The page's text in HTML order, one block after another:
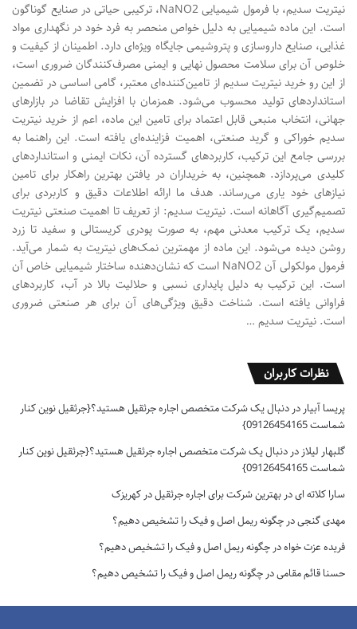
نیتریت سدیم، با فرمول شیمیایی NaNO2، ترکیبی حیاتی در صنایع گوناگون
است. این ماده شیمیایی به دلیل خواص منحصر به فرد خود در نگهداری مواد
غذایی، صنایع داروسازی و پتروشیمی جایگاه ویژه‌ای دارد. اطمینان از کیفیت و
خلوص آن برای سلامت محصول نهایی و ایمنی مصرف‌کنندگان ضروری است،
از این رو خرید نیتریت سدیم از تامین‌کننده‌ای معتبر، گامی اساسی در تضمین
استانداردهای تولید محسوب می‌شود. همزمان با افزایش تقاضا در بازارهای
جهانی، انتخاب منبعی قابل اعتماد برای تامین این ماده، اعم از خرید نیتریت
سدیم خوراکی و گرید صنعتی، اهمیت فزاینده‌ای یافته است. این راهنما به
بررسی جامع این ترکیب، کاربردهای گسترده آن، نکات ایمنی و استانداردهای
کلیدی می‌پردازد. همچنین، به خریداران در یافتن بهترین راهکار برای تامین
نیازهای خود یاری می‌رساند. هدف ما ارائه اطلاعات دقیق و کاربردی برای
تصمیم‌گیری آگاهانه است. نیتریت سدیم: از تعریف تا اهمیت صنعتی نیتریت
سدیم، یک ترکیب معدنی مهم، به صورت پودری کریستالی و سفید تا زرد
روشن دیده می‌شود. این ماده از مهمترین نمک‌های نیتریت به شمار می‌آید.
فرمول مولکولی آن NaNO2 است که نشان‌دهنده ساختار شیمیایی خاص آن
است. این ترکیب به دلیل پایداری نسبی و حلالیت بالا در آب، کاربردهای
فراوانی یافته است. شناخت دقیق ویژگی‌های آن برای هر صنعتی ضروری
است. نیتریت سدیم …
نظرات کاربران
پریسا آبیار در دنبال یک شرکت متخصص اجاره جرثقیل هستید؟{جرثقیل نوین کنار
شماست 09126454165}
گلبهار لیلاز در دنبال یک شرکت متخصص اجاره جرثقیل هستید؟{جرثقیل نوین کنار
شماست 09126454165}
سارا کلاته ایدر بهترین شرکت برای اجاره جرثقیل در کهریزک
مهدی گنجیدر چگونه ریمل اصل و فیک را تشخیص دهیم؟
فریده عزت خواهدر چگونه ریمل اصل و فیک را تشخیص دهیم؟
حسنا قائم مقامیدر چگونه ریمل اصل و فیک را تشخیص دهیم؟